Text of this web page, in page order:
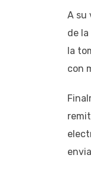
A su
de
la
con